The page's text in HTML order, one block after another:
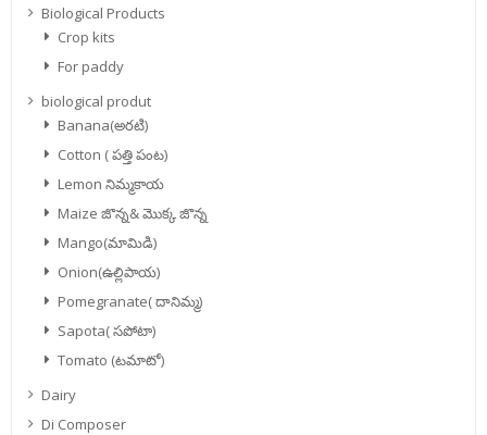
Biological Products
Crop kits
For paddy
biological produt
Banana(అరటి)
Cotton ( పత్తి పంట)
Lemon నిమ్మకాయ
Maize జొన్న& మొక్క జొన్న
Mango(మామిడి)
Onion(ఉల్లిపాయ)
Pomegranate( దానిమ్మ)
Sapota( సపోటా)
Tomato (టమాటో)
Dairy
Di Composer